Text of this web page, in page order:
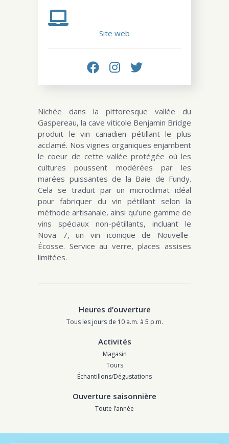
Site web
Nichée dans la pittoresque vallée du
Gaspereau, la cave viticole Benjamin Bridge
produit le vin canadien pétillant le plus
acclamé. Nos vignes organiques enjambent
le coeur de cette vallée protégée où les
cultures poussent modérées par les
marées puissantes de la Baie de Fundy.
Cela se traduit par un microclimat idéal
pour fabriquer du vin pétillant selon la
méthode artisanale, ainsi qu’une gamme de
vins spéciaux non-pétillants, incluant le
Nova 7, un vin iconique de Nouvelle-
Écosse. Service au verre, places assises
limitées.
Heures d’ouverture
Tous les jours de 10 a.m. à 5 p.m.
Activités
Magasin
Tours
Échantillons/Dégustations
Ouverture saisonnière
Toute l’année